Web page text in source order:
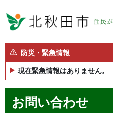
防災・緊急情報
現在緊急情報はありません。
お問い合わせ